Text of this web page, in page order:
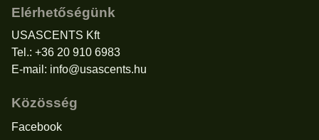
Elérhetőségünk
USASCENTS Kft
Tel.: +36 20 910 6983
E-mail: info@usascents.hu
Közösség
Facebook